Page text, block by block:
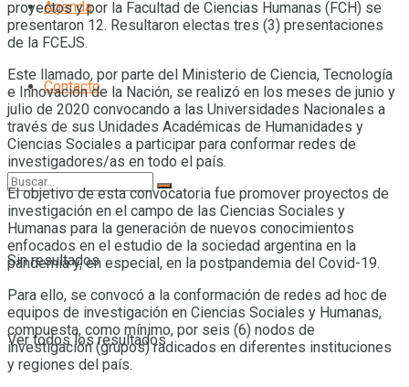
Agenda
Contacto
Sin resultados
Ver todos los resultados
proyectos y por la Facultad de Ciencias Humanas (FCH) se
presentaron 12. Resultaron electas tres (3) presentaciones
de la FCEJS.
Este llamado, por parte del Ministerio de Ciencia, Tecnología
e Innovación de la Nación, se realizó en los meses de junio y
julio de 2020 convocando a las Universidades Nacionales a
través de sus Unidades Académicas de Humanidades y
Ciencias Sociales a participar para conformar redes de
investigadores/as en todo el país.
El objetivo de esta convocatoria fue promover proyectos de
investigación en el campo de las Ciencias Sociales y
Humanas para la generación de nuevos conocimientos
enfocados en el estudio de la sociedad argentina en la
pandemia y, en especial, en la postpandemia del Covid-19.
Para ello, se convocó a la conformación de redes ad hoc de
equipos de investigación en Ciencias Sociales y Humanas,
compuesta, como mínimo, por seis (6) nodos de
investigación (grupos) radicados en diferentes instituciones
y regiones del país.